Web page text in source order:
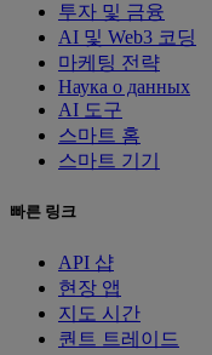
투자 및 금융
AI 및 Web3 코딩
마케팅 전략
Наука о данных
AI 도구
스마트 홈
스마트 기기
빠른 링크
API 샵
현장 앱
지도 시간
퀀트 트레이드